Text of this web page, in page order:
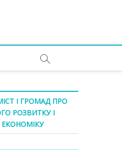
І ГРОМАД ПРО
РОЗВИТКУ І